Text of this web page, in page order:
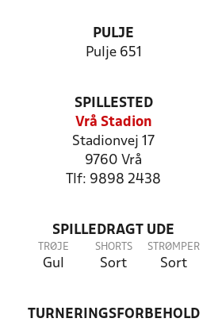
PULJE
Pulje 651
SPILLESTED
Vrå Stadion
Stadionvej 17
9760 Vrå
Tlf: 9898 2438
SPILLEDRAGT UDE
TRØJE
Gul
SHORTS
Sort
STRØMPER
Sort
TURNERINGSFORBEHOLD